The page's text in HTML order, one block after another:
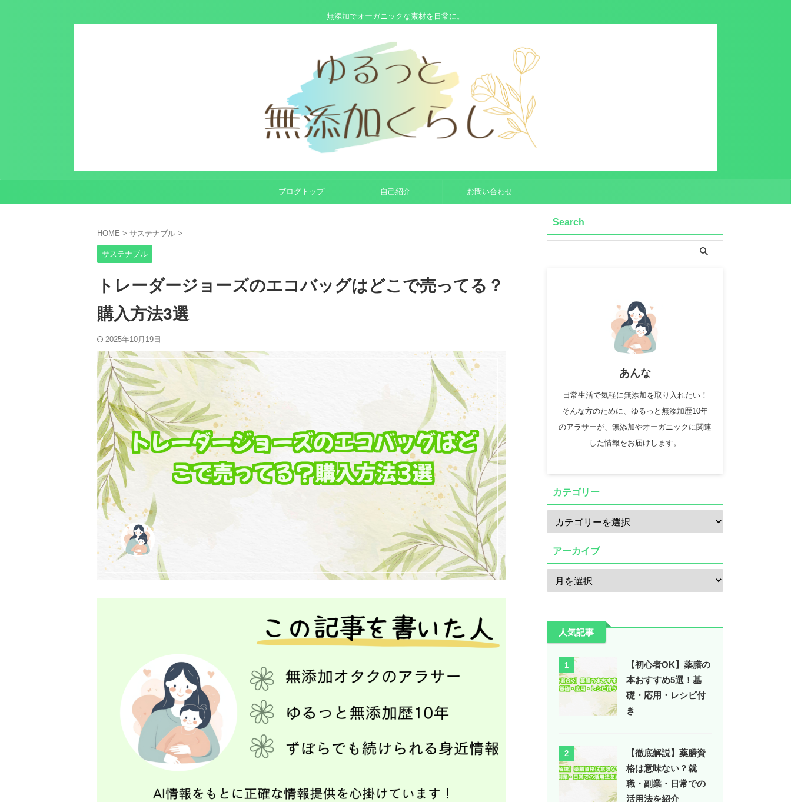
無添加でオーガニックな素材を日常に。
ブログトップ 自己紹介 お問い合わせ
HOME > サステナブル >
サステナブル
トレーダージョーズのエコバッグはどこで売ってる？
購入方法3選
2025年10月19日
Search
あんな
日常生活で気軽に無添加を取り入れたい！
そんな方のために、ゆるっと無添加歴10年
のアラサーが、無添加やオーガニックに関連
した情報をお届けします。
カテゴリー
アーカイブ
人気記事
1
【初心者OK】薬膳の
本おすすめ5選！基
礎・応用・レシピ付
き
2
【徹底解説】薬膳資
格は意味ない？就
職・副業・日常での
活用法を紹介